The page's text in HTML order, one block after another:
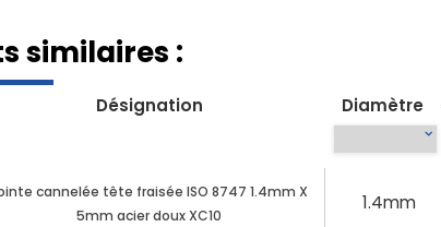
similaires :
Désignation Diamètre
cannelée tête fraisée ISO 8747 1.4mm X
5mm acier doux XC10
1.4mm